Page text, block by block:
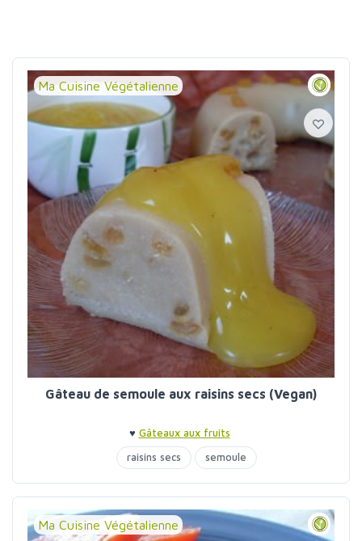
Ma Cuisine Végétalienne
Gâteau de semoule aux raisins secs (Vegan)
♥ Gâteaux aux fruits
raisins secs
semoule
Ma Cuisine Végétalienne